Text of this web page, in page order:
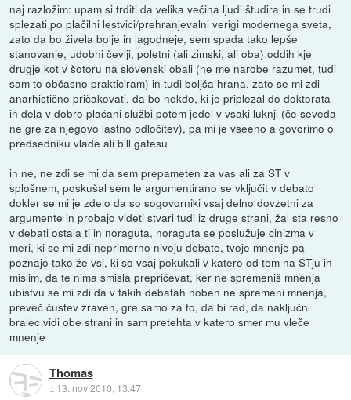
naj razložim: upam si trditi da velika večina ljudi študira in se trudi
splezati po plačilni lestvici/prehranjevalni verigi modernega sveta,
zato da bo živela bolje in lagodneje, sem spada tako lepše
stanovanje, udobni čevlji, poletni (ali zimski, ali oba) oddih kje
drugje kot v šotoru na slovenski obali (ne me narobe razumet, tudi
sam to občasno prakticiram) in tudi boljša hrana, zato se mi zdi
anarhistično pričakovati, da bo nekdo, ki je priplezal do doktorata
in dela v dobro plačani službi potem jedel v vsaki luknji (če seveda
ne gre za njegovo lastno odločitev), pa mi je vseeno a govorimo o
predsedniku vlade ali bill gatesu
in ne, ne zdi se mi da sem prepameten za vas ali za ST v
splošnem, poskušal sem le argumentirano se vključit v debato
dokler se mi je zdelo da so sogovorniki vsaj delno dovzetni za
argumente in probajo videti stvari tudi iz druge strani, žal sta resno
v debati ostala ti in noraguta, noraguta se poslužuje cinizma v
meri, ki se mi zdi neprimerno nivoju debate, tvoje mnenje pa
poznajo tako že vsi, ki so vsaj pokukali v katero od tem na STju in
mislim, da te nima smisla prepričevat, ker ne spremeniš mnenja
ubistvu se mi zdi da v takih debatah noben ne spremeni mnenja,
preveč čustev zraven, gre samo za to, da bi rad, da naključni
bralec vidi obe strani in sam pretehta v katero smer mu vleče
mnenje
Thomas
:: 13. nov 2010, 13:47